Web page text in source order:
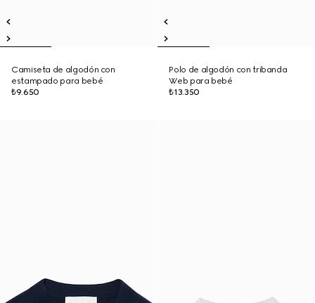
Camiseta de algodón con
estampado para bebé
₺9.650
Polo de algodón con tribanda
Web para bebé
₺13.350